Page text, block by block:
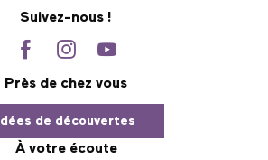
Suivez-nous !
Près de chez vous
Idées de découvertes
À votre écoute